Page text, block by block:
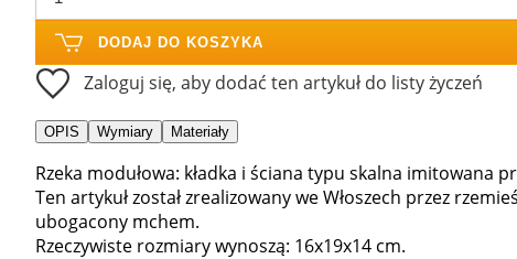
DODAJ DO KOSZYKA
Zaloguj się, aby dodać ten artykuł do listy życzeń
OPIS Wymiary Materiały
Rzeka modułowa: kładka i ściana typu skalna imitowana
Ten artykuł został zrealizowany we Włoszech przez
ubogacony mchem.
Rzeczywiste rozmiary wynoszą: 16x19x14 cm.